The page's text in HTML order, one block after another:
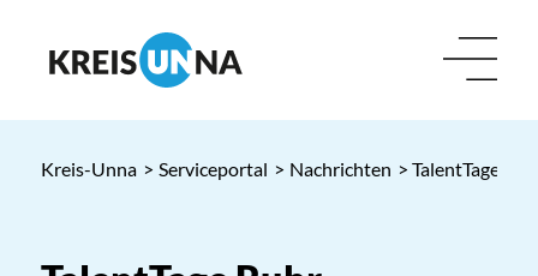
Kreis-Unna > Serviceportal > Nachrichten > TalentTage